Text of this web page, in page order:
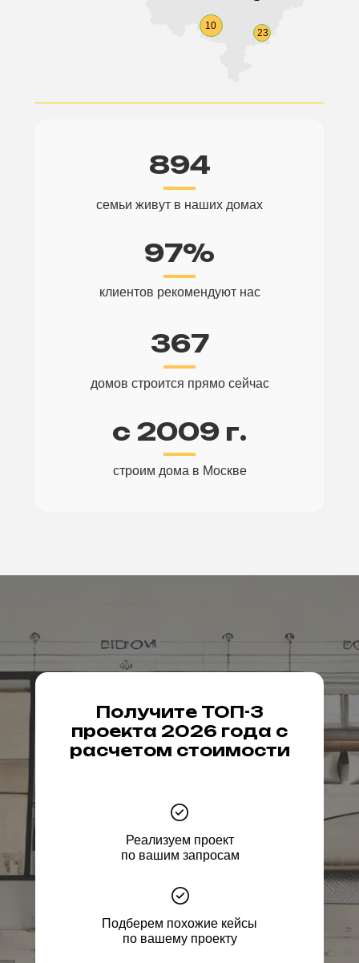
10
семьи живут в наших домах
894
клиентов рекомендуют нас
97%
домов строится прямо сейчас
367
строим дома в Москве
с 2009 г.
23
Получите ТОП-3
проекта 2026 года с
расчетом стоимости
Реализуем проект
по вашим запросам
Подберем похожие кейсы
по вашему проекту